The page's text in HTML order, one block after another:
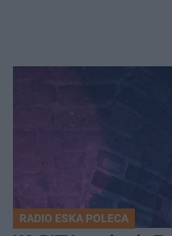
RADIO ESKA POLECA